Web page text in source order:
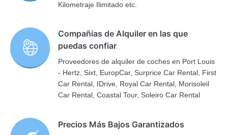
Kilometraje Ilimitado etc.
Compañías de Alquiler en las que
puedas confiar
Proveedores de alquiler de coches en Port Louis
- Hertz, Sixt, EuropCar, Surprice Car Rental, First
Car Rental, IDrive, Royal Car Rental, Morisoleil
Car Rental, Coastal Tour, Soleiro Car Rental
Precios Más Bajos Garantizados